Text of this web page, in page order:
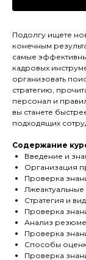
Подолгу ищете
конечным
самые
кадровых
организовать
стратегию,
персонал и
вы станете
подходящих
Содержание
Введение и
Организация
Проверка
Лжеактуальные
Стратегия и
Проверка
Анализ резюме
Проверка
Способы
Проверка